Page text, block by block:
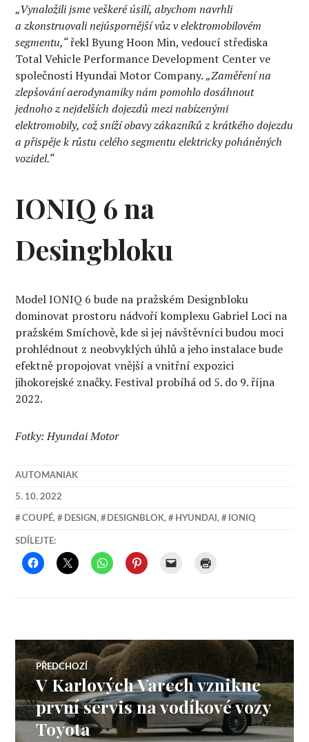
„Vynaložili jsme veškeré úsilí, abychom navrhli
a zkonstruovali nejúspornější vůz v elektromobilovém
segmentu,“řekl Byung Hoon Min, vedoucí střediska
Total Vehicle Performance Development Center ve
společnosti Hyundai Motor Company.„Zaměření na
zlepšování aerodynamiky nám pomohlo dosáhnout
jednoho z nejdelších dojezdů mezi nabízenými
elektromobily, což sníží obavy zákazníků z krátkého dojezdu
a přispěje k růstu celého segmentu elektricky poháněných
vozidel.“
IONIQ 6 na
Desingbloku
Model IONIQ 6 bude na pražském Designbloku
dominovat prostoru nádvoří komplexu Gabriel Loci na
pražském Smíchově, kde si jej návštěvníci budou moci
prohlédnout z neobvyklých úhlů a jeho instalace bude
efektně propojovat vnější a vnitřní expozici
jihokorejské značky. Festival probíhá od 5. do 9. října
2022.
Fotky: Hyundai Motor
AUTOMANIAK
5. 10. 2022
COUPÉ, DESIGN, DESIGNBLOK, HYUNDAI , IONIQ
SDÍLEJTE:
Navigace
pro
PŘEDCHOZÍ
Předchozí
příspěvek:
V Karlových Varech vznikne
první servis na vodíkové vozy
Toyota